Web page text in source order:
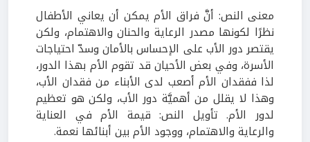
معنى النص: أنَّ فراق الأم يمكن أن يعاني الأطفال
نظرًا لكونها مصدر الرعاية والحنان والاهتمام، ولكن
يقتصر دور الأب على الإحساس بالأمان وسدّ احتياجات
الأسرة، وفي بعض الأحيان قد تقوم الأم بهذا الدور،
لذا ففقدان الأم أصعب لدى الأبناء من فقدان الأب،
وهذا لا يقلل من أهميَّة دور الأب، ولكن هو تعظيم
لدور الأم. تأويل النص: قيمة الأم في العناية
والرعاية والاهتمام، ووجود الأم بين أبنائها نعمة.